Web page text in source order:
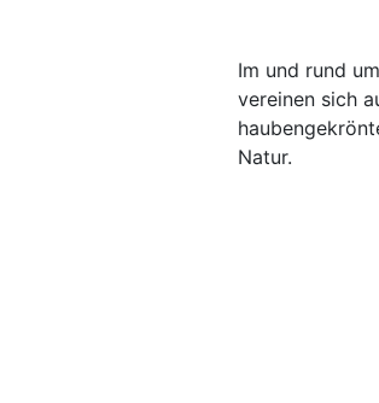
Im und rund
vereinen sich
Natur.